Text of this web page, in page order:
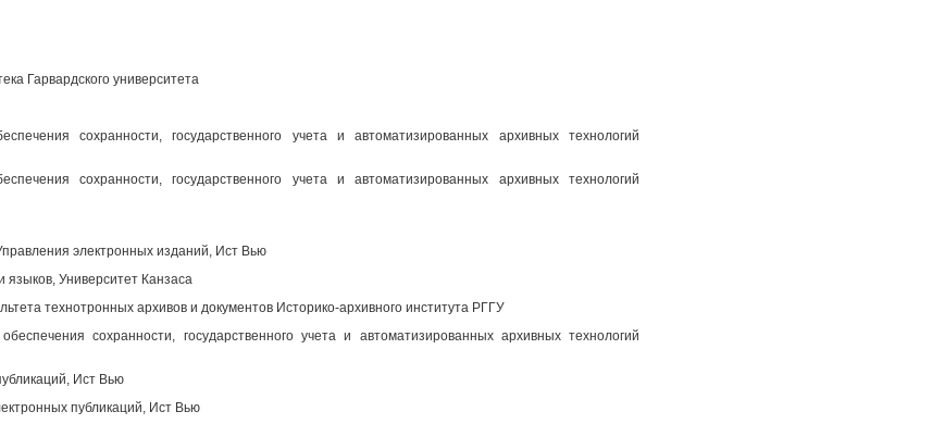
Гарвардского университета
сохранности, государственного учета и автоматизированных архивных технологий
сохранности, государственного учета и автоматизированных архивных технологий
электронных изданий, Ист Вью
Университет Канзаса
технотронных архивов и документов Историко-архивного института РГГУ
сохранности, государственного учета и автоматизированных архивных технологий
Ист Вью
публикаций, Ист Вью